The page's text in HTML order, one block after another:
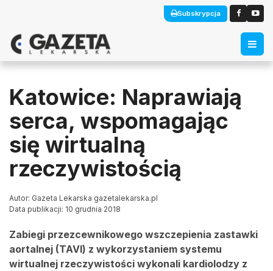
Subskrypcja
Katowice: Naprawiają
serca, wspomagając
się wirtualną
rzeczywistością
Autor: Gazeta Lekarska gazetalekarska.pl
Data publikacji: 10 grudnia 2018
Zabiegi przezcewnikowego wszczepienia zastawki
aortalnej (TAVI) z wykorzystaniem systemu
wirtualnej rzeczywistości wykonali kardiolodzy z